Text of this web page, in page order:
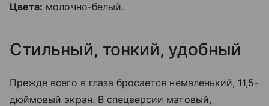
Цвета: молочно-белый.
Стильный, тонкий, удобный
Прежде всего в глаза бросается немаленький, 11,5-
дюймовый экран. В спецверсии матовый,